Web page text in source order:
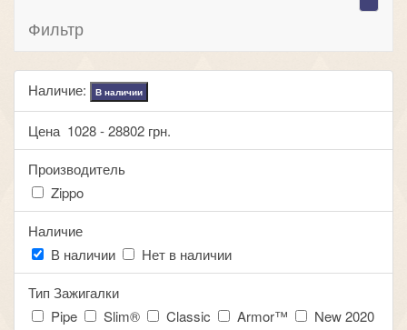
Фильтр
Наличие: В наличии
Цена 1028-28802 грн.
Производитель
Zippo
Наличие
В наличии
Нет в наличии
Тип Зажигалки
Pipe
Slim® Classic Armor™
New 2020